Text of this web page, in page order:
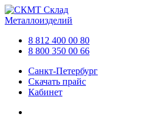
Склад
Металлоизделий
8 812 400 00 80
8 800 350 00 66
Санкт-Петербург
Скачать прайс
Кабинет